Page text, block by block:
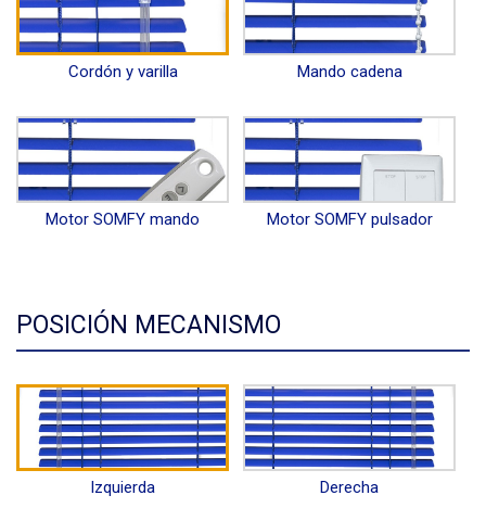
Cordón y varilla Mando cadena
Motor SOMFY mando Motor SOMFY pulsador
POSICIÓN MECANISMO
Izquierda Derecha